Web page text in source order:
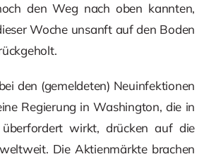
den Weg nach oben kannten,
Woche unsanft auf den Boden
den (gemeldeten) Neuinfektionen
Regierung in Washington, die in
wirkt, drücken auf die
Die Aktienmärkte brachen